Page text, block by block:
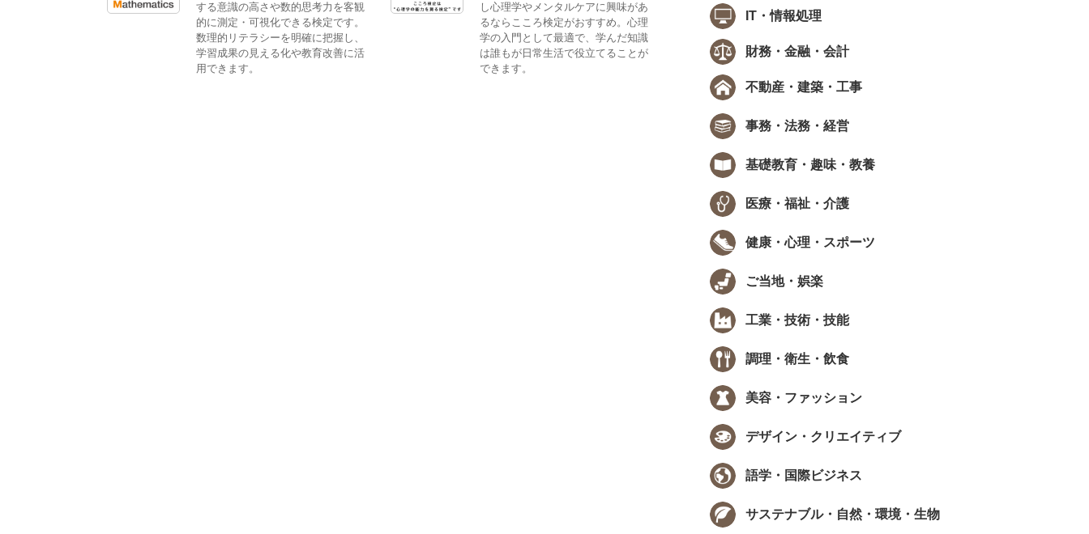
する意識の高さや数的思考力を客観
的に測定・可視化できる検定です。
数理的リテラシーを明確に把握し、
学習成果の見える化や教育改善に活
用できます。
し心理学やメンタルケアに興味があ
るならこころ検定がおすすめ。心理
学の入門として最適で、学んだ知識
は誰もが日常生活で役立てることが
できます。
IT・情報処理
財務・金融・会計
不動産・建築・工事
事務・法務・経営
基礎教育・趣味・教養
医療・福祉・介護
健康・心理・スポーツ
ご当地・娯楽
工業・技術・技能
調理・衛生・飲食
美容・ファッション
デザイン・クリエイティブ
語学・国際ビジネス
サステナブル・自然・環境・生物